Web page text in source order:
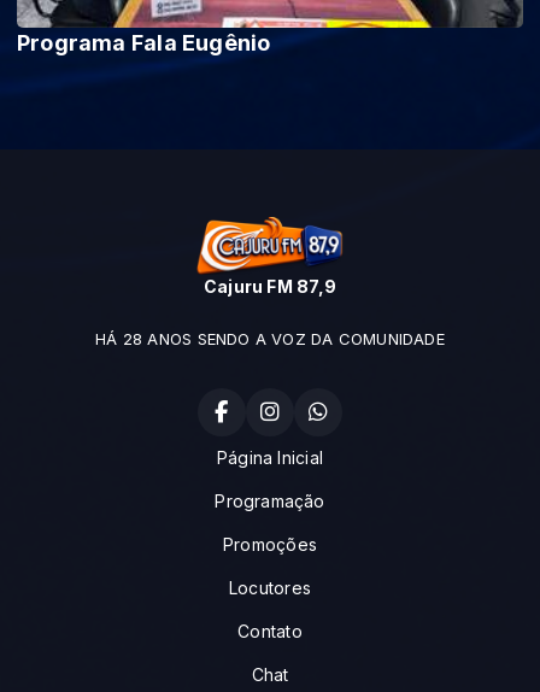
Programa Fala Eugênio
Cajuru FM 87,9
HÁ 28 ANOS SENDO A VOZ DA COMUNIDADE
Página Inicial
Programação
Promoções
Locutores
Contato
Chat